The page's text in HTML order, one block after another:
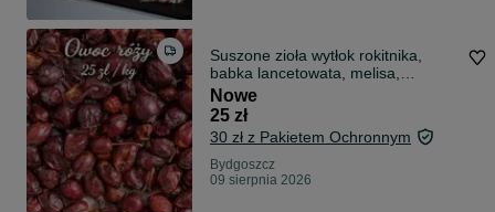
Suszone zioła wytłok rokitnika,
babka lancetowata, melisa,
czystek, rumianek głóg tarnina
pokrzywa
Nowe
25 zł
30 zł z Pakietem Ochronnym
Bydgoszcz
09 sierpnia 2026